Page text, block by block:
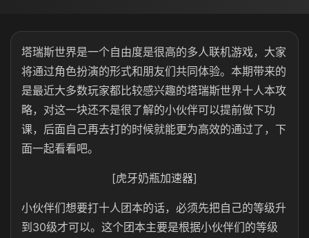
塔瑞斯世界是一个自由度是很高的多人联机游戏，大家
将通过角色扮演的形式和朋友们共同体验。本期带来的
是最近大多数玩家都比较感兴趣的塔瑞斯世界十人本攻
略，对这一块还不是很了解的小伙伴可以提前做下功
课，后面自己再去打的时候就能更为高效的通过了，下
面一起看看吧。
[虎牙奶瓶加速器]
小伙伴们想要打十人团本的话，必须先把自己的等级升
到30级才可以。这个团本主要是根据小伙伴们的等级